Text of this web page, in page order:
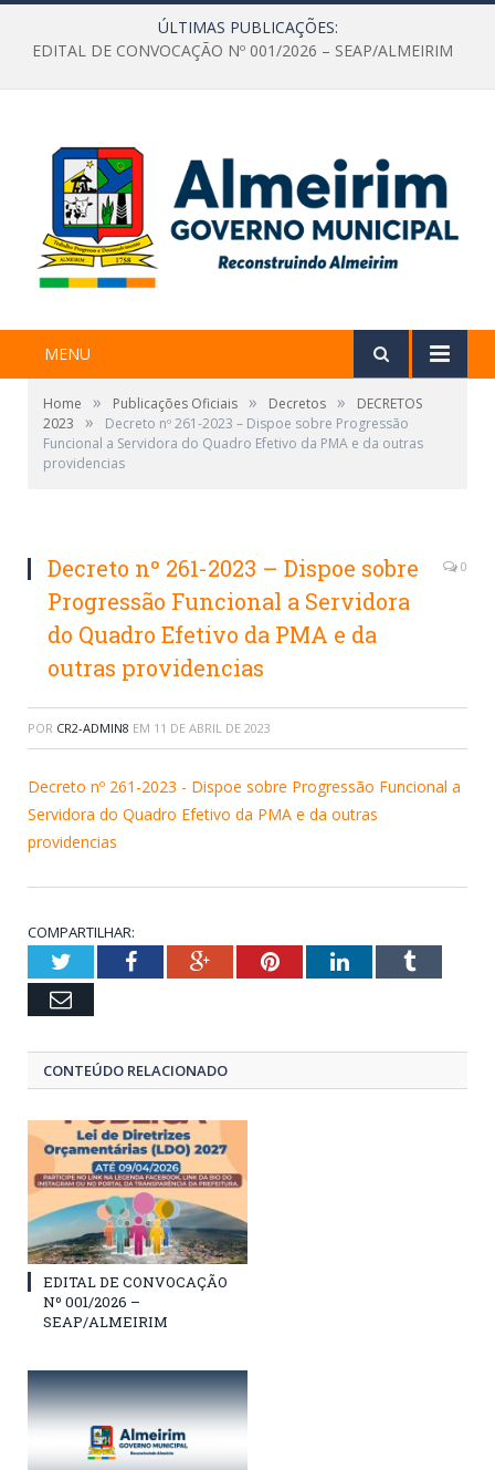
ÚLTIMAS PUBLICAÇÕES:
EDITAL DE CONVOCAÇÃO Nº 001/2026 – SEAP/ALMEIRIM
MENU
Home » Publicações Oficiais » Decretos »
DECRETOS
2023
»
Decreto nº 261-2023 – Dispoe sobre Progressão
Funcional a Servidora do Quadro Efetivo da PMA e da outras
providencias
Decreto nº 261-2023 – Dispoe sobre
Progressão Funcional a Servidora
do Quadro Efetivo da PMA e da
outras providencias
0
POR CR2-ADMIN8 EM 11 DE ABRIL DE 2023
Decreto nº 261-2023 - Dispoe sobre Progressão Funcional a
Servidora do Quadro Efetivo da PMA e da outras
providencias
COMPARTILHAR:
TwitterFacebookGoogle+PinterestLinkedInTumblr
Email
CONTEÚDO RELACIONADO
EDITAL DE CONVOCAÇÃO
Nº 001/2026 –
SEAP/ALMEIRIM